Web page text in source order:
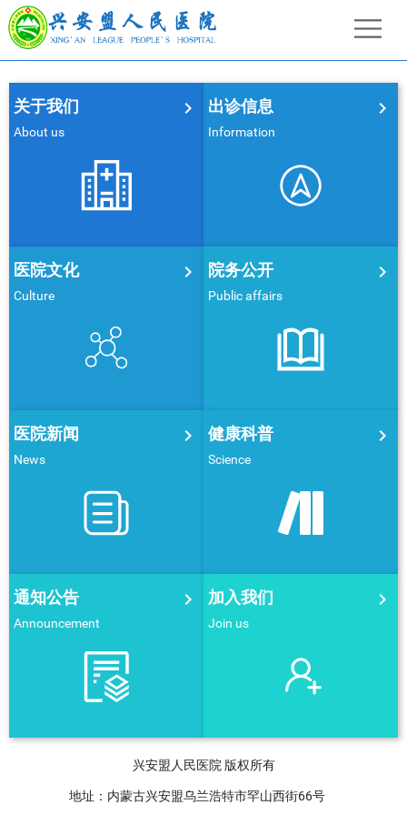
关于我们 
About us
出诊信息 
Information
医院文化 
Culture
院务公开 
Public affairs
医院新闻 
News
健康科普 
Science
通知公告 
Announcement
加入我们 
Join us
兴安盟人民医院 版权所有
地址：内蒙古兴安盟乌兰浩特市罕山西街66号